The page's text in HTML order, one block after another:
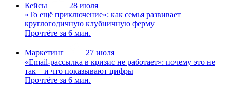
Кейсы
28 июля
«То ещё приключение»: как семья развивает
круглогодичную клубничную ферму
Прочтёте за 6 мин.
Маркетинг
27 июля
«Email-рассылка в кризис не работает»: почему это не
так – и что показывают цифры
Прочтёте за 6 мин.